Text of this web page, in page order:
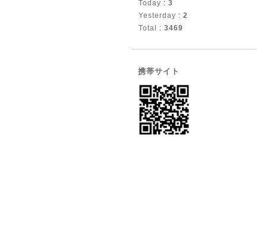
Today : 3
Yesterday : 2
Total : 3469
携帯サイト